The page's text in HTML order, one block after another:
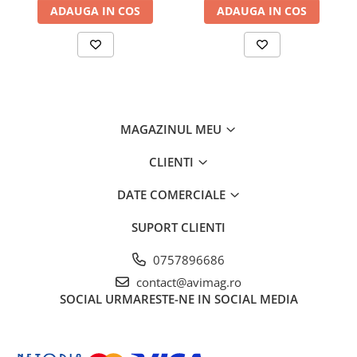
Ciocane si dalti
Clesti si patenti
Seturi si accesorii pentru gaurit si
Unelte si aparate de masura
Materiale de constructii
Accesorii echipamente pentru
ADAUGA IN COS ADAUGA IN COS
MAGAZINUL MEU
CLIENTI
DATE COMERCIALE
SUPORT CLIENTI
0757896686
contact@avimag.ro
SOCIAL URMARESTE-NE IN SOCIAL MEDIA